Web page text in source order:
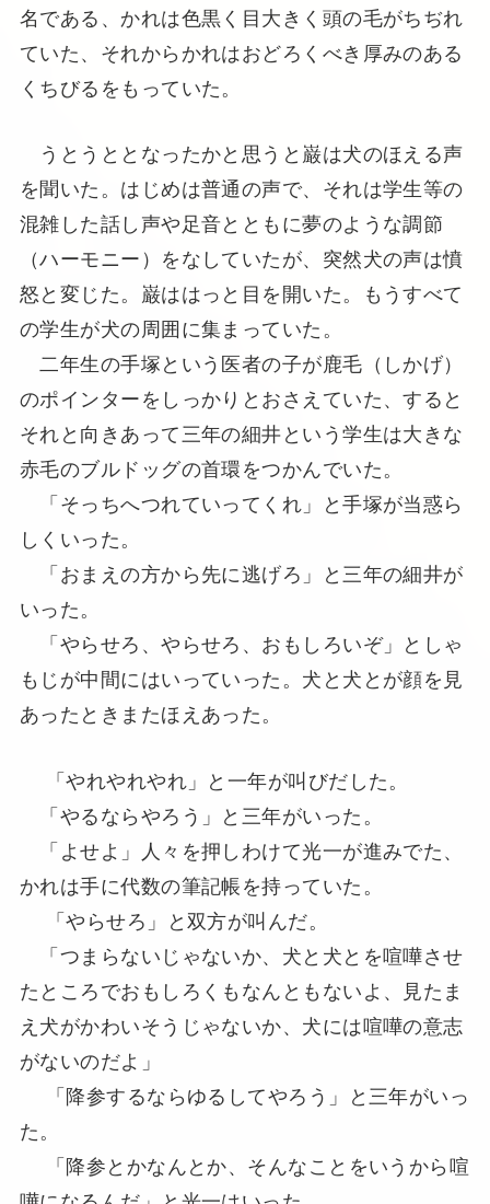
名である、かれは色黒く目大きく頭の毛がちぢれ
ていた、それからかれはおどろくべき厚みのある
くちびるをもっていた。
うとうととなったかと思うと巌は犬のほえる声
を聞いた。はじめは普通の声で、それは学生等の
混雑した話し声や足音とともに夢のような調節
（ハーモニー）をなしていたが、突然犬の声は憤
怒と変じた。巌ははっと目を開いた。もうすべて
の学生が犬の周囲に集まっていた。
二年生の手塚という医者の子が鹿毛（しかげ）
のポインターをしっかりとおさえていた、すると
それと向きあって三年の細井という学生は大きな
赤毛のブルドッグの首環をつかんでいた。
「そっちへつれていってくれ」と手塚が当惑ら
しくいった。
「おまえの方から先に逃げろ」と三年の細井が
いった。
「やらせろ、やらせろ、おもしろいぞ」としゃ
もじが中間にはいっていった。犬と犬とが顔を見
あったときまたほえあった。
「やれやれやれ」と一年が叫びだした。
「やるならやろう」と三年がいった。
「よせよ」人々を押しわけて光一が進みでた、
かれは手に代数の筆記帳を持っていた。
「やらせろ」と双方が叫んだ。
「つまらないじゃないか、犬と犬とを喧嘩させ
たところでおもしろくもなんともないよ、見たま
え犬がかわいそうじゃないか、犬には喧嘩の意志
がないのだよ」
「降参するならゆるしてやろう」と三年がいっ
た。
「降参とかなんとか、そんなことをいうから喧